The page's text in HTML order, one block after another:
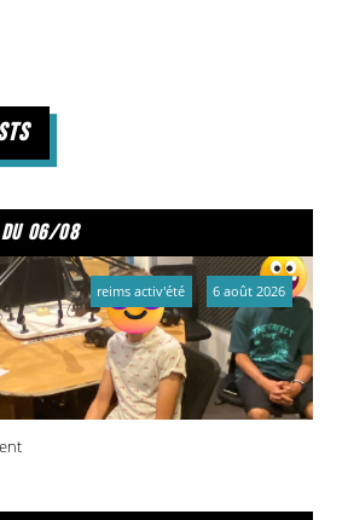
06/08
reims activ'été 6 août 2026